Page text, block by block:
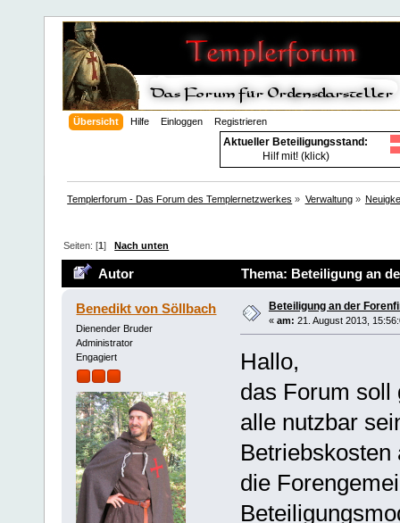
Übersicht Hilfe Einloggen Registrieren
Aktueller Beteiligungsstand:
Hilf mit! (klick)
Templerforum - Das Forum des Templernetzwerkes » Verwaltung»
Seiten: [1]Nach unten
Autor Thema: Beteiligung an
Benedikt von Söllbach
Dienender Bruder
Administrator
Engagiert
Beteiligung an der
« am: 21. August 2013,
Hallo,
das Forum soll
alle nutzbar
Betriebskosten
die